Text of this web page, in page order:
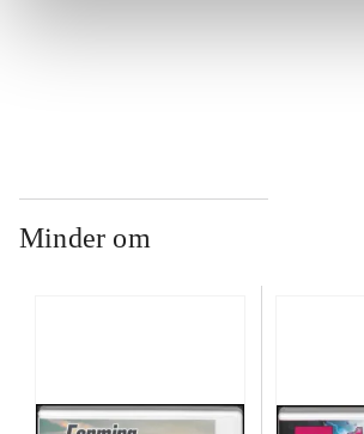
Minder om